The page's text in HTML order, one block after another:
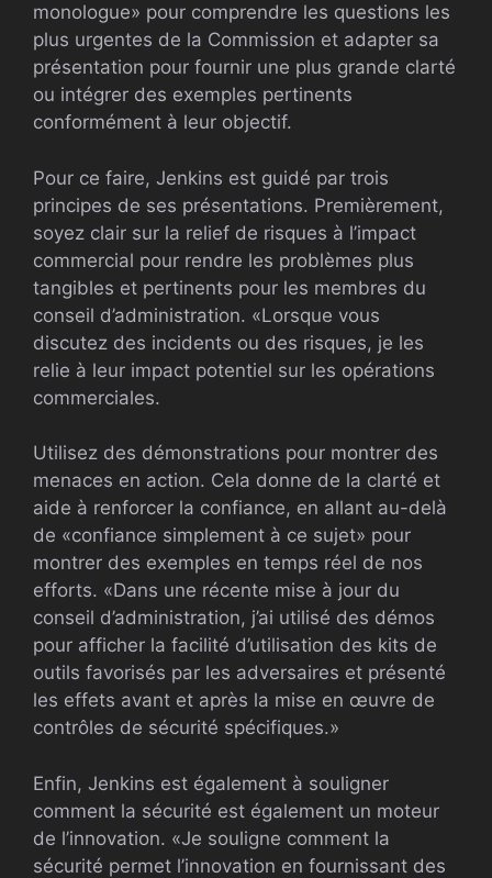
monologue» pour comprendre les questions les
plus urgentes de la Commission et adapter sa
présentation pour fournir une plus grande clarté
ou intégrer des exemples pertinents
conformément à leur objectif.
Pour ce faire, Jenkins est guidé par trois
principes de ses présentations. Premièrement,
soyez clair sur la relief de risques à l’impact
commercial pour rendre les problèmes plus
tangibles et pertinents pour les membres du
conseil d’administration. «Lorsque vous
discutez des incidents ou des risques, je les
relie à leur impact potentiel sur les opérations
commerciales.
Utilisez des démonstrations pour montrer des
menaces en action. Cela donne de la clarté et
aide à renforcer la confiance, en allant au-delà
de «confiance simplement à ce sujet» pour
montrer des exemples en temps réel de nos
efforts. «Dans une récente mise à jour du
conseil d’administration, j’ai utilisé des démos
pour afficher la facilité d’utilisation des kits de
outils favorisés par les adversaires et présenté
les effets avant et après la mise en œuvre de
contrôles de sécurité spécifiques.»
Enfin, Jenkins est également à souligner
comment la sécurité est également un moteur
de l’innovation. «Je souligne comment la
sécurité permet l’innovation en fournissant des